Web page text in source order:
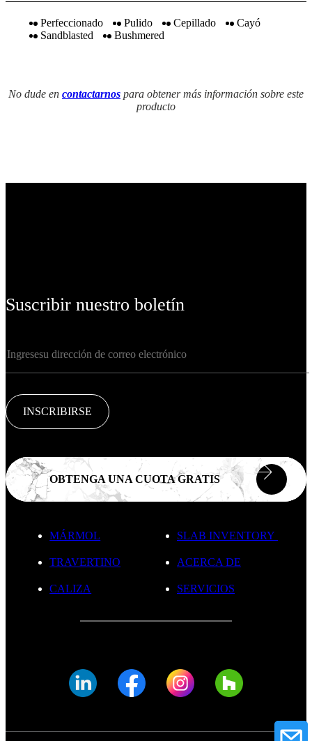
Perfeccionado Pulido Cepillado
Cayó
Sandblasted
Bushmered
No dude en contactarnos para obtener más información sobre este
producto
Suscribir nuestro boletín
INSCRIBIRSE
OBTENGA UNA CUOTA GRATIS
MÁRMOL
TRAVERTINO
CALIZA
ACERCA DE
SLAB INVENTORY
SERVICIOS